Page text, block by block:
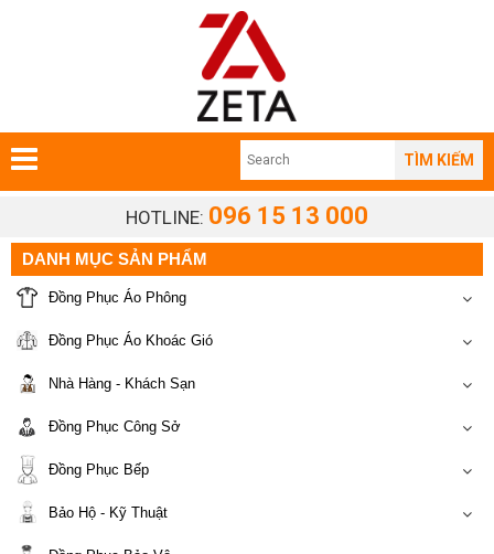
TÌM KIẾM
HOTLINE: 096 15 13 000
DANH MỤC SẢN PHẨM
Đồng Phục Áo Phông
Đồng Phục Áo Khoác Gió
Nhà Hàng - Khách Sạn
Đồng Phục Công Sở
Đồng Phục Bếp
Bảo Hộ - Kỹ Thuật